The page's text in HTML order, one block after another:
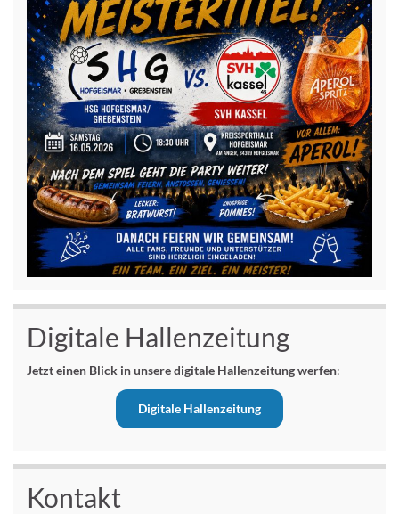
Digitale Hallenzeitung
Jetzt einen Blick in unsere digitale Hallenzeitung werfen:
Digitale Hallenzeitung
Kontakt